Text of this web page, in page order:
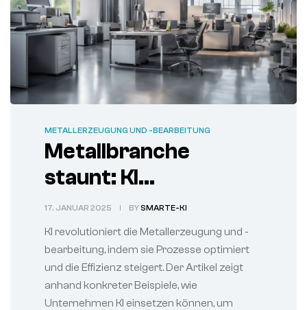
METALLERZEUGUNG UND -BEARBEITUNG
Metallbranche
staunt: KI
katapultiert Business
Development in neue
Sphären
17. JANUAR 2025 BYSMARTE-KI
KI revolutioniert die Metallerzeugung und -
bearbeitung, indem sie Prozesse optimiert
und die Effizienz steigert. Der Artikel zeigt
anhand konkreter Beispiele, wie
Unternehmen KI einsetzen können, um